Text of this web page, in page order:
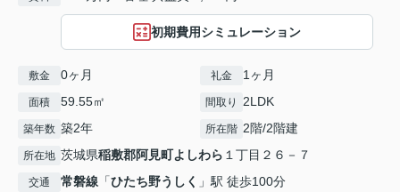
初期費用シミュレーション
敷金 0ヶ月 礼金 1ヶ月
面積 59.55㎡ 間取り 2LDK
築年数 築2年 所在階 2階/2階建
所在地 茨城県稲敷郡阿見町よしわら １丁目２６－７
交通 常磐線 「ひたち野うしく 」駅 徒歩100分